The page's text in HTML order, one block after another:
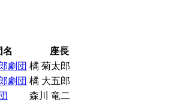
名
座長
劇団 橘 菊太郎
劇団 橘 大五郎
森川 竜二